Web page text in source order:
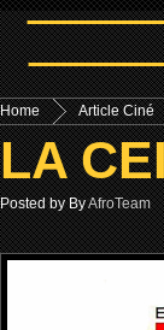
Home Article Ciné
LA
Posted by ByAfroTeam